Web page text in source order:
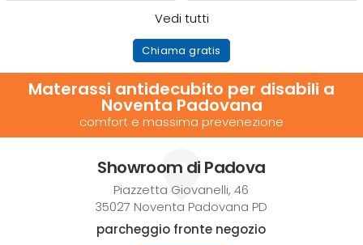
Vedi tutti
Chiama gratis
Materassi antidecubito per disabili a
Noventa Padovana
comfort e massima prevenezione
Showroom di Padova
Piazzetta Giovanelli, 46
35027 Noventa Padovana PD
parcheggio fronte negozio